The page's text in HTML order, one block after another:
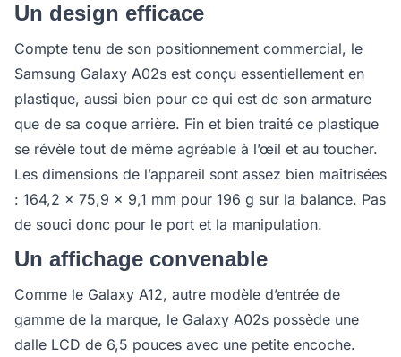
Un design efficace
Compte tenu de son positionnement commercial, le
Samsung Galaxy A02s est conçu essentiellement en
plastique, aussi bien pour ce qui est de son armature
que de sa coque arrière. Fin et bien traité ce plastique
se révèle tout de même agréable à l’œil et au toucher.
Les dimensions de l’appareil sont assez bien maîtrisées
: 164,2 x 75,9 x 9,1 mm pour 196 g sur la balance. Pas
de souci donc pour le port et la manipulation.
Un affichage convenable
Comme le Galaxy A12, autre modèle d’entrée de
gamme de la marque, le Galaxy A02s possède une
dalle LCD de 6,5 pouces avec une petite encoche.